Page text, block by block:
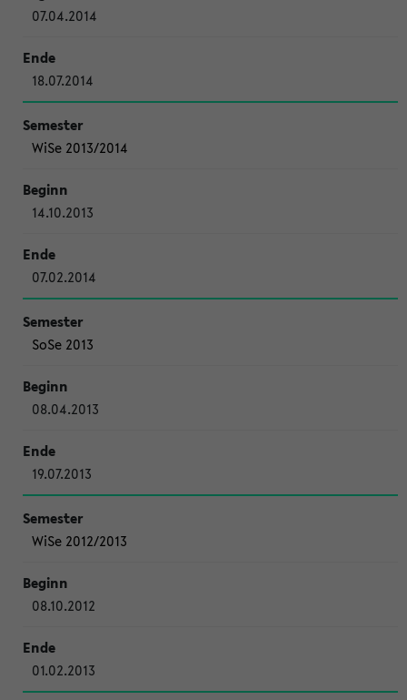
07.04.2014
18.07.2014
WiSe 2013/2014
14.10.2013
07.02.2014
SoSe 2013
08.04.2013
19.07.2013
WiSe 2012/2013
08.10.2012
01.02.2013